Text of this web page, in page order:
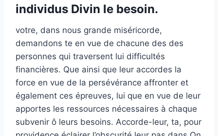
individus Divin le besoin.
votre, dans nous grande miséricorde,
demandons te en vue de chacune des des
personnes qui traversent lui difficultés
financières. Que ainsi que leur accordes la
force en vue de la persévérance affronter et
également ces épreuves, lui que en vue de leur
apportes les ressources nécessaires à chaque
subvenir ô leurs besoins. Accorde-leur, ta, pour